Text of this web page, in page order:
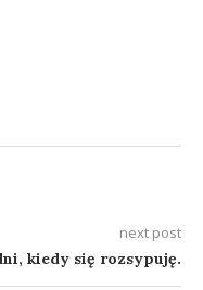
next post
kiedy się rozsypuję.